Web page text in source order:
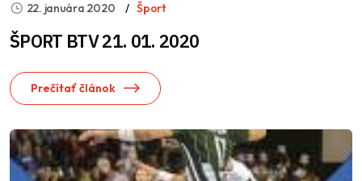
22. januára 2020 Šport
ŠPORT BTV 21. 01. 2020
Prečítať článok